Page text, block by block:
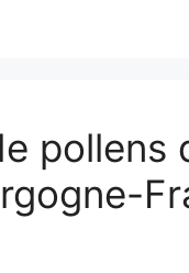
pollens